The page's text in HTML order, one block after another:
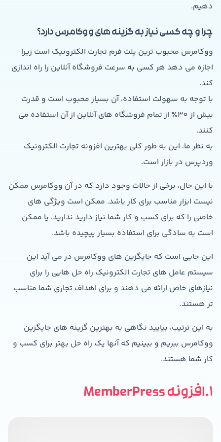
دهیم.
چرا و چه کسی نیاز به گزینه های ووکامرس دارد؟
ووکامرس محبوب ترین پلت فرم تجارت الکترونیک است زیرا
اجازه می دهد هر کسی به سرعت فروشگاه آنلاین را راه اندازی
کند.
با توجه به سهولت استفاده، آن بسیار محبوب است و قدرت
بیش از 30٪ از تمام فروشگاه های آنلاین از آن استفاده می
کنند.
به نظر ما، این به طور کلی بهترین افزونه تجارت الکترونیک
وردپرس در بازار است.
با این حال، برخی از حالات وجود دارد که در آن ووکامرس ممکن
نیست ابزار مناسب برای کار باشد. ممکن است ویژگی های
خاصی را که برای کسب و کار شما نیاز دارید ندارید، یا ممکن
است به سادگی برای استفاده بسیار پیچیده باشد.
این جایی است که جایگزین های ووکامرس در می آید این
سیستم عامل های تجارت الکترونیک راه حل هایی را برای
نیازهای خاص ارائه می دهند و برای اهداف تجاری شما مناسب
تر هستند.
به این ترتیب، بیایید نگاهی به بهترین گزینه های جایگزین
ووکامرس ببریم و ببینیم که آنها یک راه حل بهتر برای کسب و
کار شما هستند.
1.افزونه MemberPress